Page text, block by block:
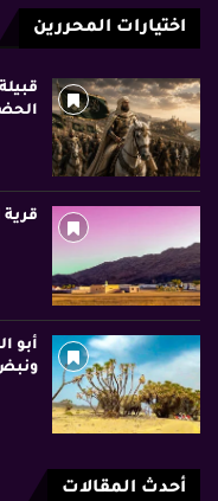
اختيارات المحررين
قرية
أبو
ونبض
أحدث المقالات